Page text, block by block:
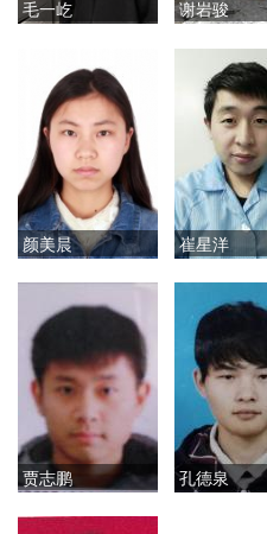
毛一屹 谢岩骏
颜美晨 崔星洋
贾志鹏 孔德泉